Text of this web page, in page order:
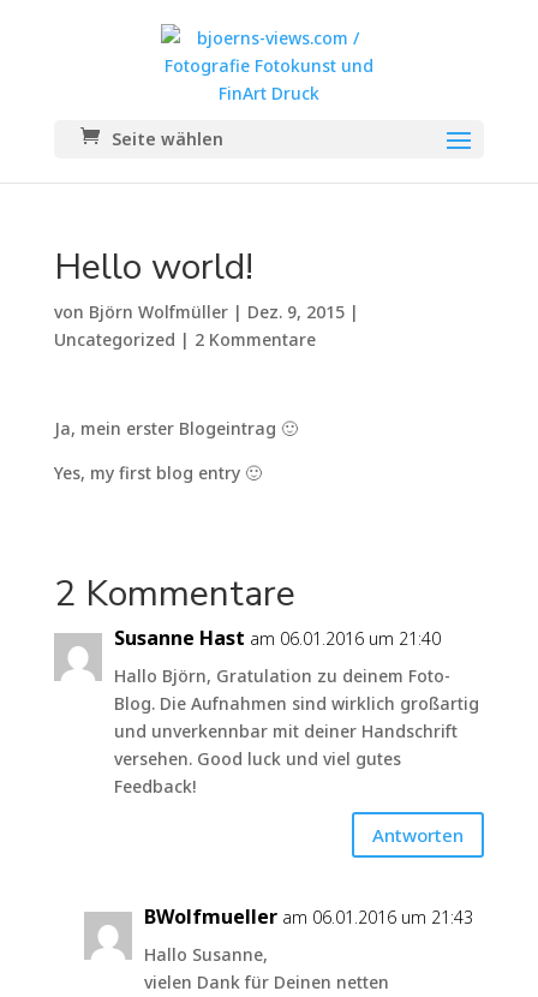
Seite wählen
Hello world!
von Björn Wolfmüller| Dez. 9, 2015|
Uncategorized | 2 Kommentare
Ja, mein erster Blogeintrag 🙂
Yes, my first blog entry 🙂
2 Kommentare
Susanne Hast am 06.01.2016 um 21:40
Hallo Björn, Gratulation zu deinem Foto-
Blog. Die Aufnahmen sind wirklich großartig
und unverkennbar mit deiner Handschrift
versehen. Good luck und viel gutes
Feedback!
Antworten
BWolfmueller am 06.01.2016 um 21:43
Hallo Susanne,
vielen Dank für Deinen netten